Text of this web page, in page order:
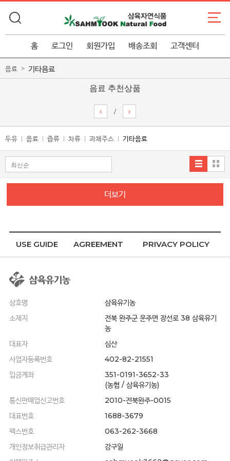
홈 로그인 회원가입 배송조회 고객센터
음료 기타음료
음료 추천상품
/
두유 음료 즙류 차류 과채주스 기타음료
더보기
USE GUIDE AGREEMENT PRIVACY POLICY
상호명
삼육유기농
소재지
전북 완주군 운주면 장선로 38 삼육유기
농
대표자
심산
사업자등록번호
402-82-21551
입금계좌
351-0191-3652-33
(농협 / 삼육유기농)
통신판매업신고번호
2010-전북완주-0015
대표번호
1688-3679
팩스번호
063-262-3668
개인정보취급관리자
강구일